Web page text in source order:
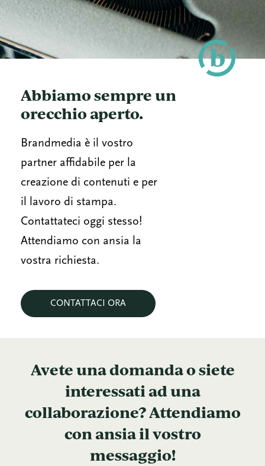
Abbiamo sempre un
orecchio aperto.
Brandmedia è il vostro
partner affidabile per la
creazione di contenuti e per
il lavoro di stampa.
Contattateci oggi stesso!
Attendiamo con ansia la
vostra richiesta.
CONTATTACI ORA
Avete una domanda o siete
interessati ad una
collaborazione? Attendiamo
con ansia il vostro
messaggio!